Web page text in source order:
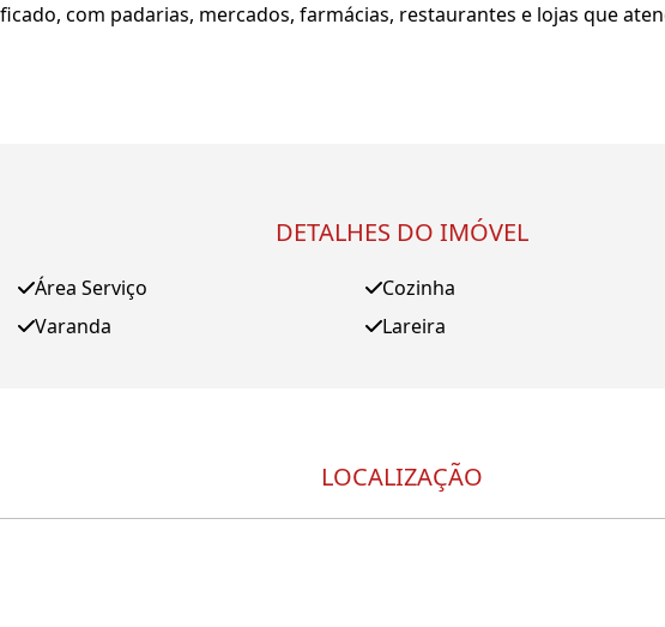
com padarias, mercados, farmácias, restaurantes e lojas que
DETALHES DO IMÓVEL
Área Serviço
Varanda
Cozinha
Lareira
LOCALIZAÇÃO